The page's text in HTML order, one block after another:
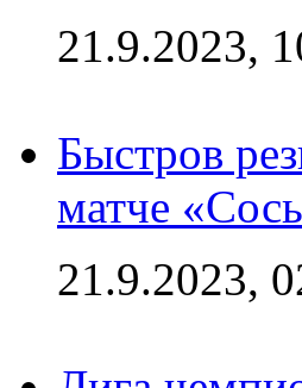
21.9.2023,
Быстров
матче
21.9.2023,